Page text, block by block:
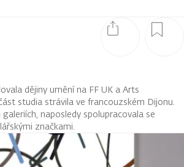
dějiny umění na FF UK a Arts
studia strávila ve francouzském Dijonu.
naposledy spolupracovala se
značkami.